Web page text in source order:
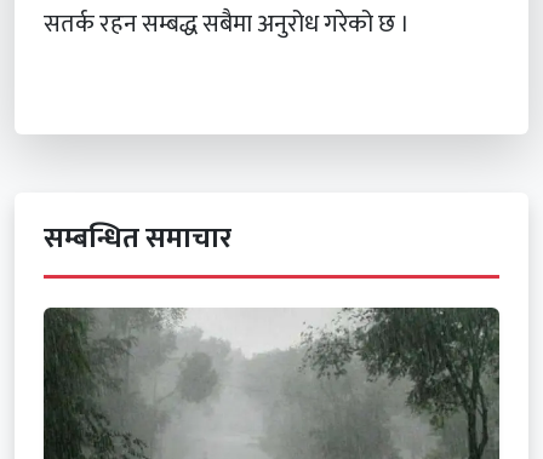
सतर्क रहन सम्बद्ध सबैमा अनुरोध गरेको छ ।
सम्बन्धित समाचार